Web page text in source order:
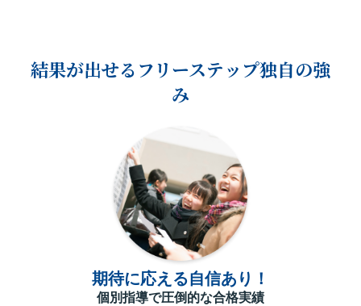
結果が出せるフリーステップ独自の強
み
期待に応える自信あり！
個別指導で圧倒的な合格実績